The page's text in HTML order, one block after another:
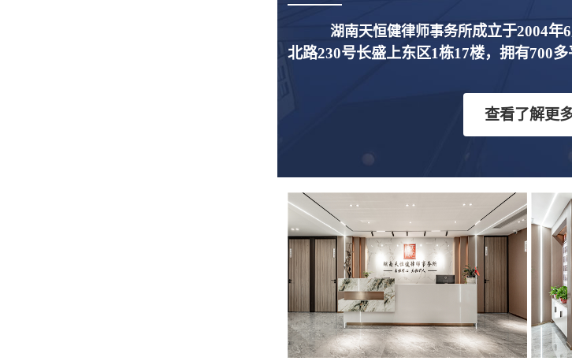
湖南天恒健律师事务所成立于2004年
北路230号长盛上东区1栋17楼，拥有700多
查看了解更